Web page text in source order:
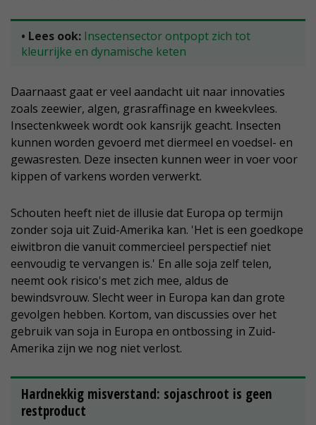
• Lees ook: Insectensector ontpopt zich tot
kleurrijke en dynamische keten
Daarnaast gaat er veel aandacht uit naar innovaties
zoals zeewier, algen, grasraffinage en kweekvlees.
Insectenkweek wordt ook kansrijk geacht. Insecten
kunnen worden gevoerd met diermeel en voedsel- en
gewasresten. Deze insecten kunnen weer in voer voor
kippen of varkens worden verwerkt.
Schouten heeft niet de illusie dat Europa op termijn
zonder soja uit Zuid-Amerika kan. 'Het is een goedkope
eiwitbron die vanuit commercieel perspectief niet
eenvoudig te vervangen is.' En alle soja zelf telen,
neemt ook risico's met zich mee, aldus de
bewindsvrouw. Slecht weer in Europa kan dan grote
gevolgen hebben. Kortom, van discussies over het
gebruik van soja in Europa en ontbossing in Zuid-
Amerika zijn we nog niet verlost.
Hardnekkig misverstand: sojaschroot is geen
restproduct